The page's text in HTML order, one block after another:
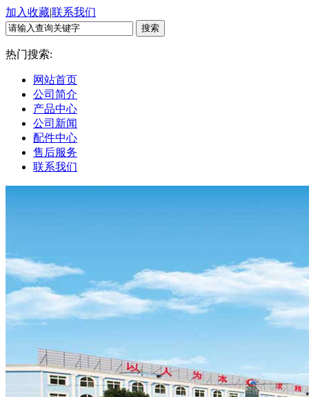
加入收藏|联系我们
热门搜索:
网站首页
公司简介
产品中心
公司新闻
配件中心
售后服务
联系我们